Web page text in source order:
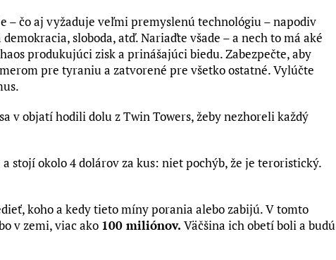
– čo aj vyžaduje veľmi premyslenú technológiu – napodiv
sloboda, atď. Nariaďte všade – a nech to má aké
produkujúci zisk a prinášajúci biedu. Zabezpečte, aby
pre tyraniu a zatvorené pre všetko ostatné. Vylúčte
v objatí hodili dolu z Twin Towers, žeby nezhoreli každý
stojí okolo 4 dolárov za kus: niet pochýb, že je teroristický.
koho a kedy tieto míny porania alebo zabijú. V tomto
v zemi, viac ako 100 miliónov. Väčšina ich obetí boli a budú